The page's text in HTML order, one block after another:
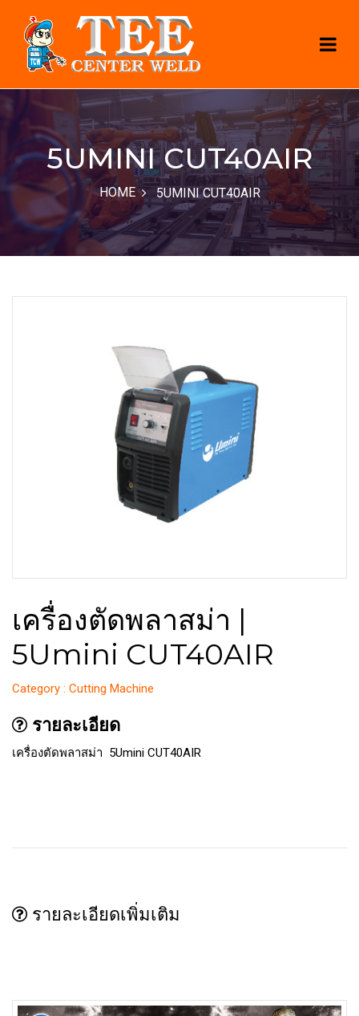
5UMINI CUT40AIR
HOME 5UMINI CUT40AIR
เครื่องตัดพลาสม่า |
5Umini CUT40AIR
Category : Cutting Machine
รายละเอียด
เครื่องตัดพลาสม่า 5Umini CUT40AIR
รายละเอียดเพิ่มเติม